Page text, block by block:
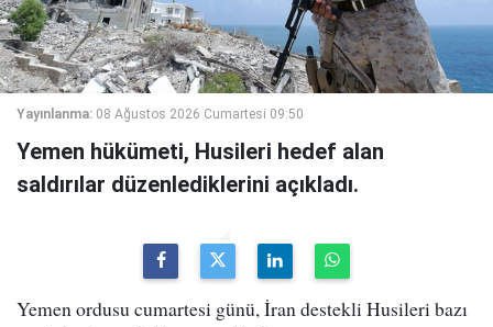
Yayınlanma: 08 Ağustos 2026 Cumartesi 09:50
Yemen hükümeti, Husileri hedef alan
saldırılar düzenlediklerini açıkladı.
Yemen ordusu cumartesi günü, İran destekli Husileri bazı